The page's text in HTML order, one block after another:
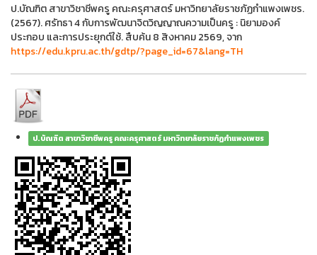
ป.บัณฑิต สาขาวิชาชีพครู คณะครุศาสตร์ มหาวิทยาลัยราชภัฏกำแพงเพชร.
(2567). ศรัทธา 4 กับการพัฒนาจิตวิญญาณความเป็นครู : นิยามองค์
ประกอบ และการประยุกต์ใช้. สืบค้น 8 สิงหาคม 2569, จาก
https://edu.kpru.ac.th/gdtp/?page_id=67&lang=TH
ป.บัณฑิต สาขาวิชาชีพครู คณะครุศาสตร์ มหาวิทยาลัยราชภัฏกำแพงเพชร